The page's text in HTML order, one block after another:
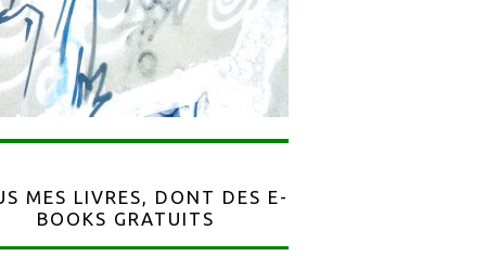
MES LIVRES, DONT DES E-
BOOKS GRATUITS